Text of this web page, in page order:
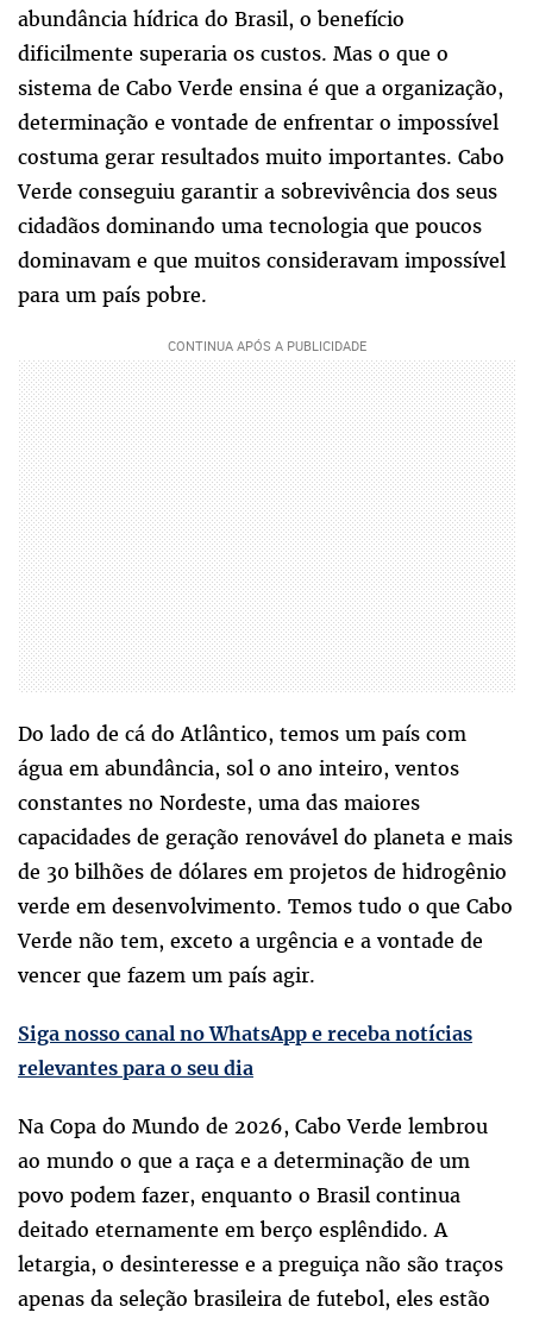
abundância hídrica do Brasil, o benefício
dificilmente superaria os custos. Mas o que o
sistema de Cabo Verde ensina é que a organização,
determinação e vontade de enfrentar o impossível
costuma gerar resultados muito importantes. Cabo
Verde conseguiu garantir a sobrevivência dos seus
cidadãos dominando uma tecnologia que poucos
dominavam e que muitos consideravam impossível
para um país pobre.
Do lado de cá do Atlântico, temos um país com
água em abundância, sol o ano inteiro, ventos
constantes no Nordeste, uma das maiores
capacidades de geração renovável do planeta e mais
de 30 bilhões de dólares em projetos de hidrogênio
verde em desenvolvimento. Temos tudo o que Cabo
Verde não tem, exceto a urgência e a vontade de
vencer que fazem um país agir.
Siga nosso canal no WhatsApp e receba notícias
relevantes para o seu dia
Na Copa do Mundo de 2026, Cabo Verde lembrou
ao mundo o que a raça e a determinação de um
povo podem fazer, enquanto o Brasil continua
deitado eternamente em berço esplêndido. A
letargia, o desinteresse e a preguiça não são traços
apenas da seleção brasileira de futebol, eles estão